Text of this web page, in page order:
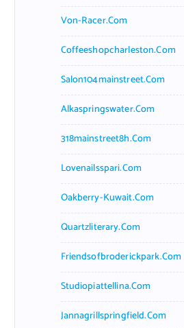
Von-Racer.com
Coffeeshopcharleston.com
Salon104mainstreet.com
Alkaspringswater.com
318mainstreet8h.com
Lovenailsspari.com
Oakberry-Kuwait.com
Quartzliterary.com
Friendsofbroderickpark.com
Studiopiattellina.com
Jannagrillspringfield.com